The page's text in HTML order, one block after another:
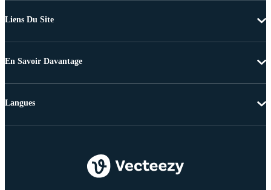
Liens Du Site
En Savoir Davantage
Langues